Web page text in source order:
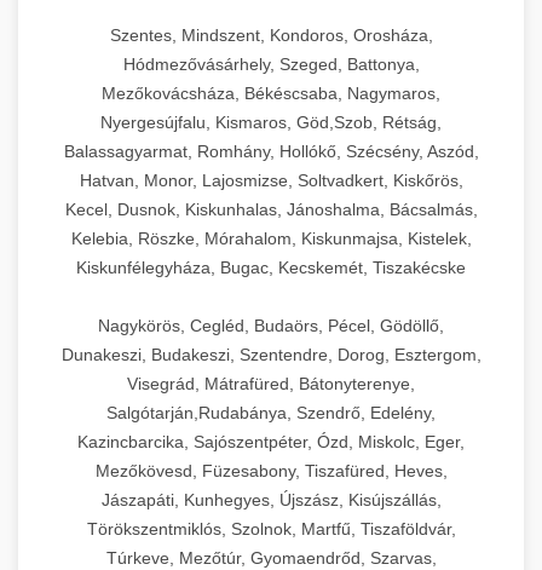
Szentes, Mindszent, Kondoros, Orosháza,
Hódmezővásárhely, Szeged, Battonya,
Mezőkovácsháza, Békéscsaba, Nagymaros,
Nyergesújfalu, Kismaros, Göd,Szob, Rétság,
Balassagyarmat, Romhány, Hollókő, Szécsény, Aszód,
Hatvan, Monor, Lajosmizse, Soltvadkert, Kiskőrös,
Kecel, Dusnok, Kiskunhalas, Jánoshalma, Bácsalmás,
Kelebia, Röszke, Mórahalom, Kiskunmajsa, Kistelek,
Kiskunfélegyháza, Bugac, Kecskemét, Tiszakécske
Nagykörös, Cegléd, Budaörs, Pécel, Gödöllő,
Dunakeszi, Budakeszi, Szentendre, Dorog, Esztergom,
Visegrád, Mátrafüred, Bátonyterenye,
Salgótarján,Rudabánya, Szendrő, Edelény,
Kazincbarcika, Sajószentpéter, Ózd, Miskolc, Eger,
Mezőkövesd, Füzesabony, Tiszafüred, Heves,
Jászapáti, Kunhegyes, Újszász, Kisújszállás,
Törökszentmiklós, Szolnok, Martfű, Tiszaföldvár,
Túrkeve, Mezőtúr, Gyomaendrőd, Szarvas,